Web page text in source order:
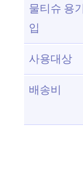
물티슈 용
입
사용대상
배송비